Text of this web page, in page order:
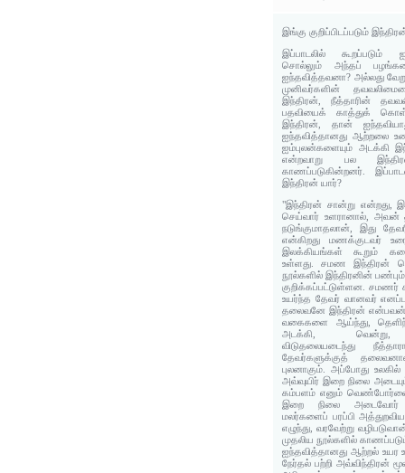
இங்கு குறிப்பிடப்படும்
இப்பாடலில் கூறப்படும்
சொல்லும் அந்தப்
ஐந்தவித்தவனா? அல்லது
முனிவர்களின்
இந்திரன், நீத்தாரின்
பதவியைக் காத்துக்
இந்திரன், தான்
ஐந்தவித்தானது ஆற்றலை
ஐம்புலன்களையும் அடக்கி
என்றவாறு பல
காணப்படுகின்றனர்.
இந்திரன் யார்?
"இந்திரன் சான்று என்றது,
செய்வார் உளரானால், அவன்
நடுங்குமாதலான், இது
என்கிறது மணக்குடவர்
இலக்கியங்கள் கூறும்
உள்ளது. சமண இந்திரன்
நூல்களில் இந்திரனின்
குறிக்கப்பட்டுள்ளன. சமணர்
உயர்ந்த தேவர் வானவர்
தலைவனே இந்திரன் என்பவன்.
வகைகளை ஆய்ந்து,
அடக்கி, வென்று,
விடுதலையடைந்து
தேவர்களுக்குத்
புலனாகும். அப்போது
அவ்வுயிர் இறை நிலை
கம்பளம் எனும் வெண்போர்வை
இறை நிலை அடைவோர்
மலர்களைப் பரப்பி
எழுந்து, வரவேற்று
முதலிய நூல்களில்
ஐந்தவித்தானது ஆற்றல் உயர
நேர்தல் பற்றி அவ்விந்திரன்